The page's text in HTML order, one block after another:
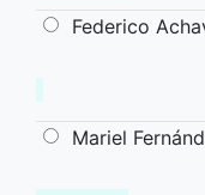
Federico
Mariel